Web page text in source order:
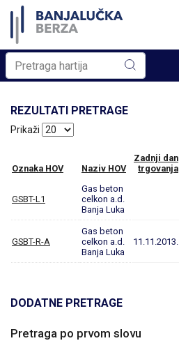
REZULTATI PRETRAGE
Prikaži
Oznaka HOV Naziv HOV
Zadnji dan
trgovanja
GSBT-L1
Gas beton
celkon a.d.
Banja Luka
GSBT-R-A
Gas beton
celkon a.d.
Banja Luka
11.11.2013.
DODATNE PRETRAGE
Pretraga po prvom slovu